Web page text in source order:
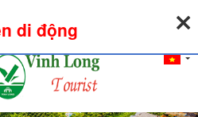
Đăng nhập
di động